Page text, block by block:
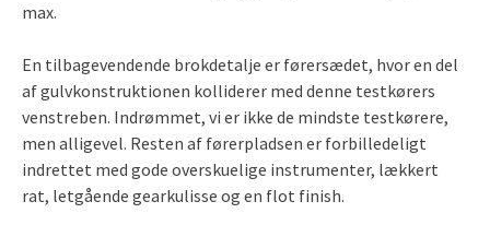
max.
En tilbagevendende brokdetalje er førersædet, hvor en del
af gulvkonstruktionen kolliderer med denne testkørers
venstreben. Indrømmet, vi er ikke de mindste testkørere,
men alligevel. Resten af førerpladsen er forbilledeligt
indrettet med gode overskuelige instrumenter, lækkert
rat, letgående gearkulisse og en flot finish.